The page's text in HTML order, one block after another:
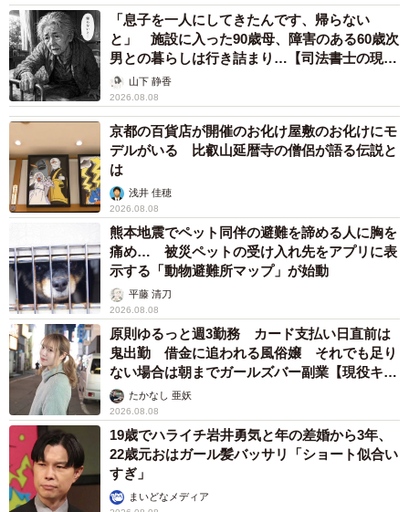
が売れています」
ーーラーメン屋で目にする機会が多いという声がありまし
たが、理由はあるのでしょうか？
「断熱構造なので、容器が結露しない。また、口径が10㎝
と広くお手入れしやすい。そして、当社ステンレス製品と
比べても価格が安価。こういった理由で選ばれているので
はないかと考えております」
ーー「クールピッチャー」がSNSで話題となったことはご
存知でしたか？よろしければ、率直なご感想をお聞かせく
ださい。
「一般のご家庭向けというより、業務用の製品と考えてお
りましたので、SNS投稿されているように個人の方がご自
宅で使用されるのは当社としては意外ではありましたが、
多くの方にご使用いただき嬉しく思っております」
「息子を一人にしてきたんです、帰らない
と」 施設に入った90歳母、障害のある60歳次
男との暮らしは行き詰まり…【司法書士の現場
から】山下 静香
2026.08.08
京都の百貨店が開催のお化け屋敷のお化けにモ
デルがいる 比叡山延暦寺の僧侶が語る伝説と
は
浅井 佳穂
2026.08.08
熊本地震でペット同伴の避難を諦める人に胸を
痛め… 被災ペットの受け入れ先をアプリに表
示する「動物避難所マップ」が始動
平藤 清刀
2026.08.08
原則ゆるっと週3勤務 カード支払い日直前は
鬼出勤 借金に追われる風俗嬢 それでも足り
ない場合は朝までガールズバー副業【現役キャ
ストに取材】
たかなし 亜妖
2026.08.08
19歳でハライチ岩井勇気と年の差婚から3年、
22歳元おはガール髪バッサリ「ショート似合い
すぎ」
まいどなメディア